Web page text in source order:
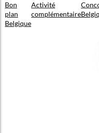
Bon
plan
Belgique
Activité
complémentaire